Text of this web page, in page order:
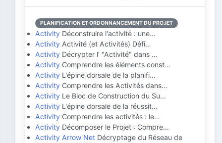
PLANIFICATION ET ORDONNANCEMENT DU PROJET
Activity Déconstruire l'activité : une…
Activity Activité (et Activités) Défi…
Activity Décrypter l' "Activité" dans …
Activity Comprendre les éléments const…
Activity L'épine dorsale de la planifi…
Activity Comprendre les Activités dans…
Activity Le Bloc de Construction du Su…
Activity L'épine dorsale de la réussit…
Activity Comprendre les activités : le…
Activity Décomposer le Projet : Compre…
Activity Arrow Net Décryptage du Réseau de